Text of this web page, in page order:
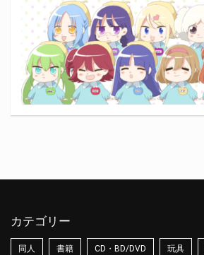
カテゴリー
同人 書籍 CD・BD/DVD 玩具